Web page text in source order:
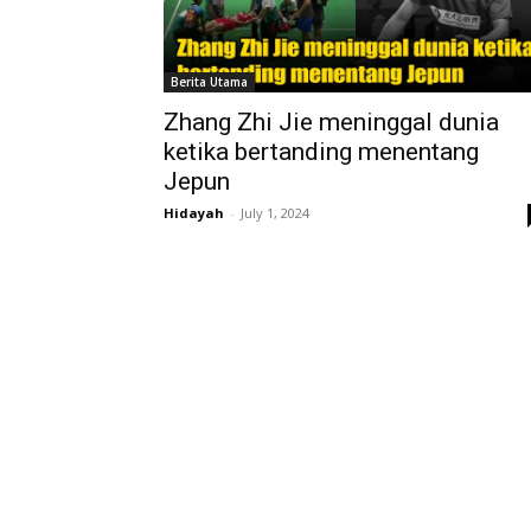
Berita Utama
Zhang Zhi Jie meninggal dunia
ketika bertanding menentang
Jepun
Hidayah - July 1, 2024